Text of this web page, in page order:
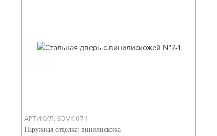
АРТИКУЛ: SDVK-07-1
Наружная отделка: винилискожа